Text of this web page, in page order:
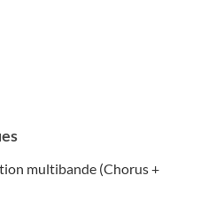
multibande (Chorus +